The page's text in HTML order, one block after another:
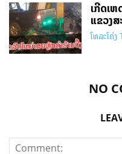
ເກີດເ
ແຂວງ
ໂທລະໂຄ່
NO